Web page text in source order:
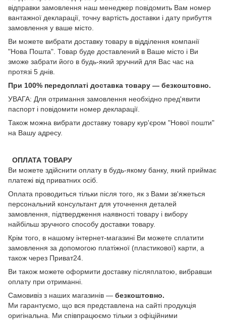
відправки замовлення наш менеджер повідомить Вам номер
вантажної декларації, точну вартість доставки і дату прибуття
замовлення у ваше місто.
Ви можете вибрати доставку товару в відділення компанії
"Нова Пошта". Товар буде доставлений в Ваше місто і Ви
зможе забрати його в будь-який зручний для Вас час на
протязі 5 днів.
При 100% передоплаті доставка товару — безкоштовно.
УВАГА: Для отримання замовлення необхідно пред'явити
паспорт і повідомити номер декларації.
Також можна вибрати доставку товару кур'єром "Нової пошти"
на Вашу адресу.
ОПЛАТА ТОВАРУ
Ви можете здійснити оплату в будь-якому банку, який приймає
платежі від приватних осіб.
Оплата проводиться тільки після того, як з Вами зв'яжеться
персональний консультант для уточнення деталей
замовлення, підтвердження наявності товару і вибору
найбільш зручного способу доставки товару.
Крім того, в нашому інтернет-магазині Ви можете сплатити
замовлення за допомогою платіжної (пластикової) карти, а
також через Приват24.
Ви також можете оформити доставку післяплатою, вибравши
оплату при отриманні.
Самовивіз з наших магазинів — безкоштовно.
Ми гарантуємо, що вся представлена на сайті продукція
оригінальна. Ми співпрацюємо тільки з офіційними